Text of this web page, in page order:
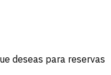
deseas para reservas